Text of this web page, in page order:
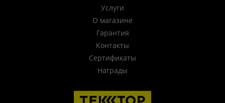
Услуги
О магазине
Гарантия
Контакты
Сертификаты
Награды